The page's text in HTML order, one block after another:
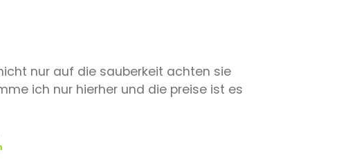
nur auf die sauberkeit achten sie
ich nur hierher und die preise ist es